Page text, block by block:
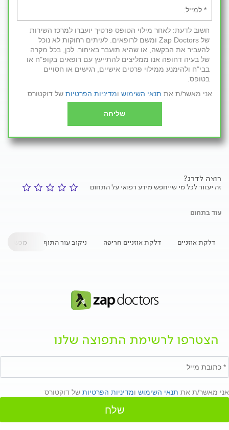
חשוב לדעת: לאחר מילוי הטופס פרטיך יועברו למרכז השירות
של Zap Doctors ומשם לרופאים. לעיתים רחוקות לא נוכל
להעביר את הבקשה, או שהיא תועבר באיחור. לכן, בכל מקרה
של בעיה דחופה אנו ממליצים להתייעץ עם רופאים בקופ"ח או
בבי"ח ולהימנע ממילוי פרטים אישיים, רגישים או חסויים
בטופס.
אני מאשר/ת את תנאי השימוש ומדיניות הפרטיות של דוקטורס
שליחה
רוצה לדרג?
זה יעזור לכל מי שייחפש מידע רפואי על התחום
עוד בתחום
דלקת אוזניים דלקת אוזניים חריפה ניקוב עור התוף מכשיר
הצטרפו לרשימת התפוצה שלנו
אני מאשר/ת את תנאי השימוש ומדיניות הפרטיות של דוקטורס
שלח